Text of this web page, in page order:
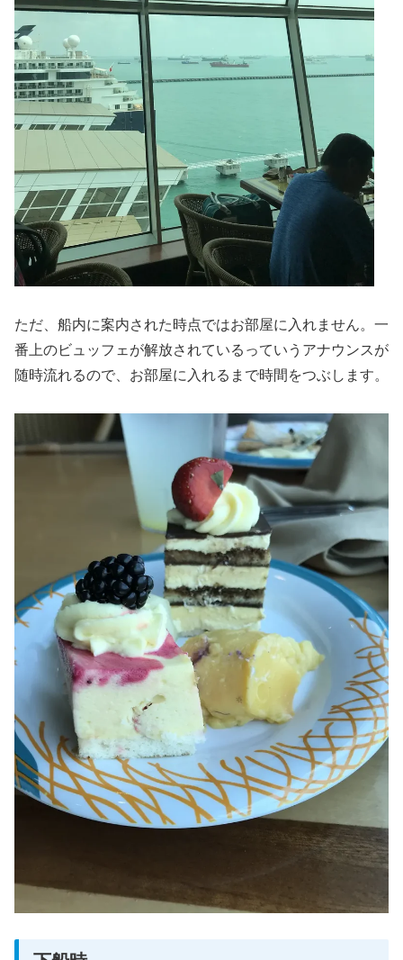
ただ、船内に案内された時点ではお部屋に入れません。一
番上のビュッフェが解放されているっていうアナウンスが
随時流れるので、お部屋に入れるまで時間をつぶします。